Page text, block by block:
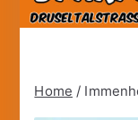
Home /